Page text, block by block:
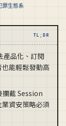
罪生態系
TL;DR
產品化、訂閱
能輕鬆發動高
截 Session
資安策略必須